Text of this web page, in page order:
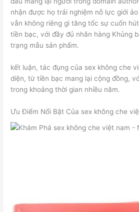
nhận được họ trải nghiệm nỗ lực giới
vẫn không riêng gì tăng tốc sự cuốn
tiền bạc, với đầy đủ nhãn hàng Khủng
trạng mẫu sản phẩm.
kết luận, tác đụng của sex không che
diện, từ tiền bạc mang lại cộng đồng,
trong khoảng thời gian nhiều năm.
Ưu Điểm Nổi Bật Của sex không che